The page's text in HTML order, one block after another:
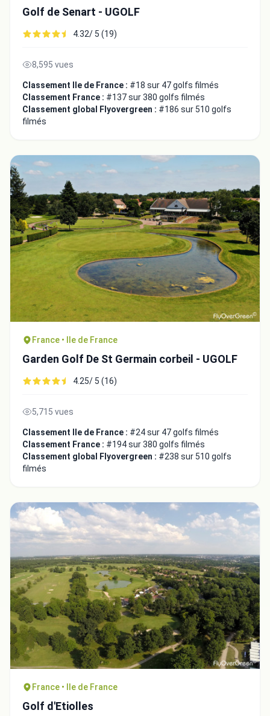
Golf de Senart - UGOLF
4.32/ 5 (19)
8,595 vues
Classement Ile de France : #18 sur 47 golfs filmés
Classement France : #137 sur 380 golfs filmés
Classement global Flyovergreen : #186 sur 510 golfs
filmés
France • Ile de France
Garden Golf De St Germain corbeil - UGOLF
4.25/ 5 (16)
5,715 vues
Classement Ile de France : #24 sur 47 golfs filmés
Classement France : #194 sur 380 golfs filmés
Classement global Flyovergreen : #238 sur 510 golfs
filmés
France • Ile de France
Golf d'Etiolles